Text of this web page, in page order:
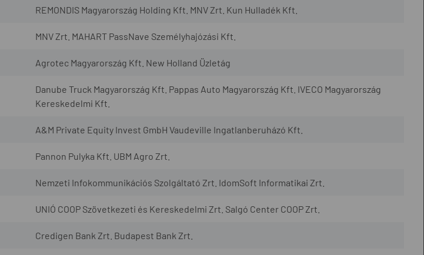
REMONDIS Magyarország Holding Kft. MNV Zrt. Kun Hulladék Kft.
MNV Zrt. MAHART PassNave Személyhajózási Kft.
Agrotec Magyarország Kft. New Holland Üzletág
Danube Truck Magyarország Kft. Pappas Auto Magyarország Kft. IVECO Magyarország
Kereskedelmi Kft.
A&M Private Equity Invest GmbH Vaudeville Ingatlanberuházó Kft.
Pannon Pulyka Kft. UBM Agro Zrt.
Nemzeti Infokommunikációs Szolgáltató Zrt. IdomSoft Informatikai Zrt.
UNIÓ COOP Szövetkezeti és Kereskedelmi Zrt. Salgó Center COOP Zrt.
Credigen Bank Zrt. Budapest Bank Zrt.